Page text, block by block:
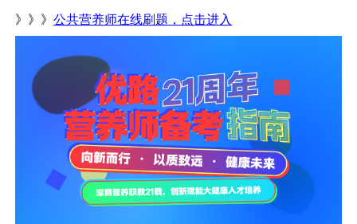
》》》公共营养师在线刷题，点击进入